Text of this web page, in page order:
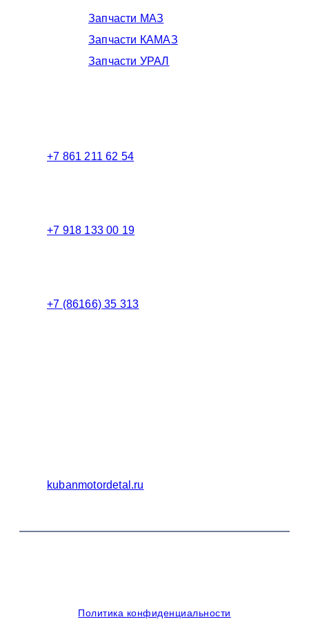
Запчасти МАЗ
Запчасти КАМАЗ
Запчасти УРАЛ
+7 861 211 62 54
+7 918 133 00 19
+7 (86166) 35 313
kubanmotordetal.ru
Политика конфиденциальности